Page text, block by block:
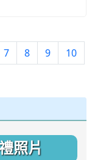
7 8 9
10
照片